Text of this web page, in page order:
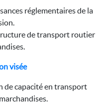
réglementaires de la
de transport routier
visée
de capacité en transport